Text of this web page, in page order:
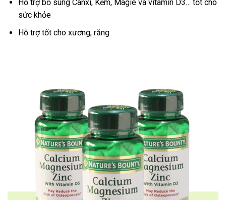
Hỗ trợ bổ sung Canxi, Kẽm, Magie và vitamin D3… tốt cho
sức khỏe
Hỗ trợ tốt cho xương, răng